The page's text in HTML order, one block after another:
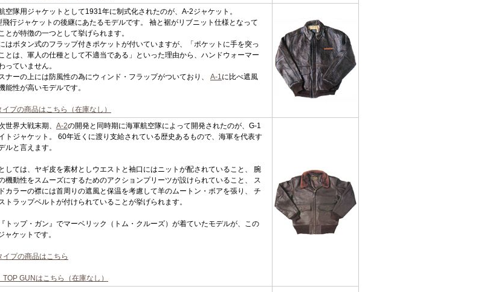
空隊用ジャケットとして1931年に制式化されたのが、A-2ジャケット。
飛行ジャケットの後継にあたるモデルです。 袖と裾がリブニット仕様となって
とが特徴の一つとして挙げられます。
はボタン式のフラップ付きポケットが付いていますが、「ポケットに手を突っ
とは、軍人の仕種として不適当である」といった理由から、ハンドウォーマー
っていません。
ナーの上には防風性の為にウィンド・フラップがついており、 A-1 に比べ遮風
能性が高いモデルです。
イプの商品はこちら（在庫なし）
世界大戦末期、 A-2の開発と同時期に海軍航空隊によって開発されたのが、G-1
トジャケット。 60年近くに渡り支給されている歴史あるもので、海軍を代表す
ルと言えます。
しては、ヤギ皮を素材としウエストと袖口にはニットが配されていること、 腕
機動性をスムーズにするためのアクションプリーツが設けられていること、 ス
カラーの襟には首周りの遮風と保温を考慮して羊のムートン・ボアを張り、 チ
トラップベルトが付けられていることが挙げられます。
トップ・ガン』でマーベリック（トム・クルーズ）が着ていたモデルが、この
ャケットです。
イプの商品はこちら
GUNはこちら（在庫なし）